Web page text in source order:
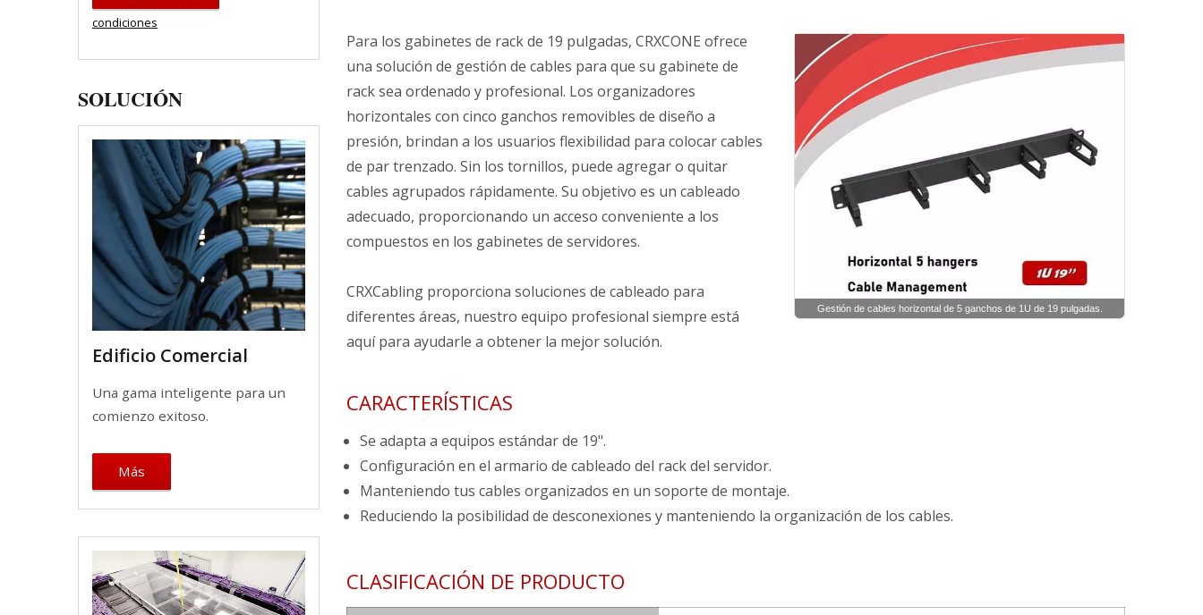
condiciones
SOLUCIÓN
Edificio Comercial
Una gama inteligente para un
comienzo exitoso.
Más
Gestión de cables horizontal de 5 ganchos de 1U de 19 pulgadas.
Para los gabinetes de rack de 19 pulgadas, CRXCONE ofrece
una solución de gestión de cables para que su gabinete de
rack sea ordenado y profesional. Los organizadores
horizontales con cinco ganchos removibles de diseño a
presión, brindan a los usuarios flexibilidad para colocar cables
de par trenzado. Sin los tornillos, puede agregar o quitar
cables agrupados rápidamente. Su objetivo es un cableado
adecuado, proporcionando un acceso conveniente a los
compuestos en los gabinetes de servidores.
CRXCabling proporciona soluciones de cableado para
diferentes áreas, nuestro equipo profesional siempre está
aquí para ayudarle a obtener la mejor solución.
CARACTERÍSTICAS
Se adapta a equipos estándar de 19".
Configuración en el armario de cableado del rack del servidor.
Manteniendo tus cables organizados en un soporte de montaje.
Reduciendo la posibilidad de desconexiones y manteniendo la organización de los cables.
CLASIFICACIÓN DE PRODUCTO